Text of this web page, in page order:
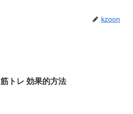
kzoon
筋トレ 効果的方法